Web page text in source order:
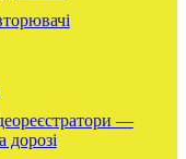
—
дорозі